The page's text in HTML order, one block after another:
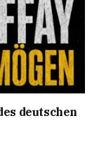
deutschen